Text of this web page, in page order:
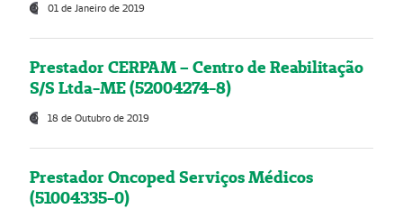
01 de Janeiro de 2019
Prestador CERPAM – Centro de Reabilitação
S/S Ltda-ME (52004274-8)
18 de Outubro de 2019
Prestador Oncoped Serviços Médicos
(51004335-0)